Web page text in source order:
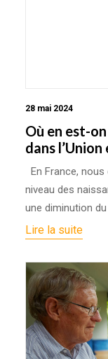
28 mai 2024
Où en est-
dans
En France,
niveau des
une diminution
Lire la suite